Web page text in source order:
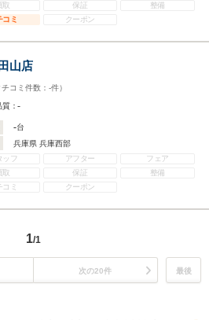
取
保証
整備
コミ
クーポン
山店
チコミ件数： -件）
質：-
-台
兵庫県 兵庫西部
ッフ
アフター
フェア
取
保証
整備
コミ
クーポン
1/1
次の20件 最後